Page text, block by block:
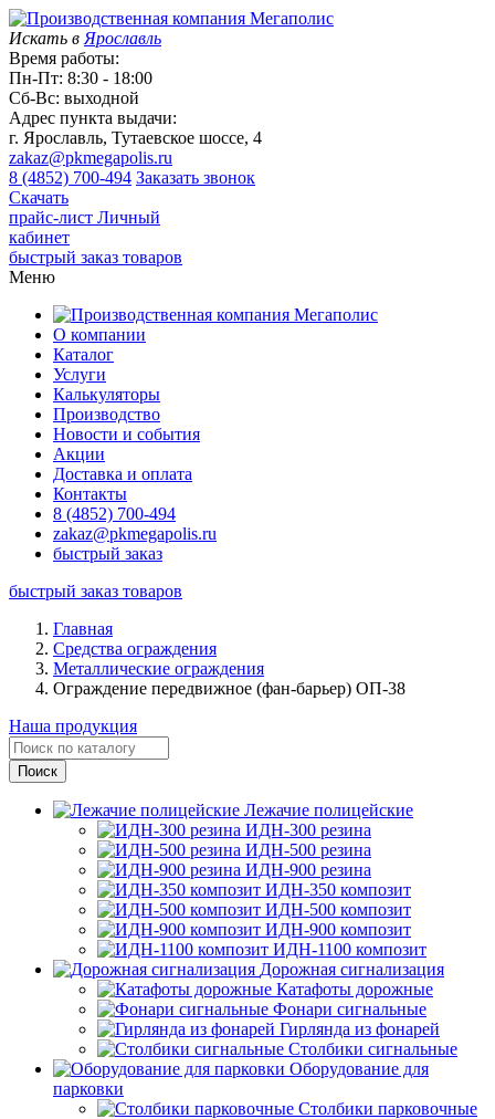
Искать в Ярославль
Время работы:
Пн-Пт: 8:30 - 18:00
Сб-Вс: выходной
Адрес пункта выдачи:
г. Ярославль, Тутаевское шоссе, 4
zakaz@pkmegapolis.ru
8 (4852) 700-494 Заказать звонок
Скачать
прайс-лист Личный
кабинет
быстрый заказ товаров
Меню
О компании
Каталог
Услуги
Калькуляторы
Производство
Новости и события
Акции
Доставка и оплата
Контакты
8 (4852) 700-494
zakaz@pkmegapolis.ru
быстрый заказ
быстрый заказ товаров
Главная
Средства ограждения
Металлические ограждения
Ограждение передвижное (фан-барьер) ОП-38
Наша продукция
Лежачие полицейские
ИДН-300 резина
ИДН-500 резина
ИДН-900 резина
ИДН-350 композит
ИДН-500 композит
ИДН-900 композит
ИДН-1100 композит
Дорожная сигнализация
Катафоты дорожные
Фонари сигнальные
Гирлянда из фонарей
Столбики сигнальные
Оборудование для
парковки
Столбики парковочные